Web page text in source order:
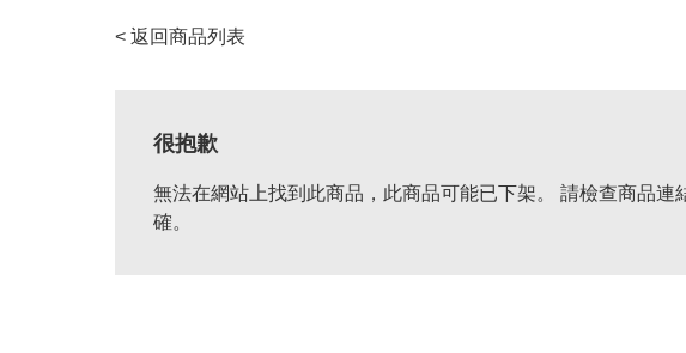
< 返回商品列表
很抱歉
無法在網站上找到此商品，此商品可能已下架。 請檢查商品連
確。